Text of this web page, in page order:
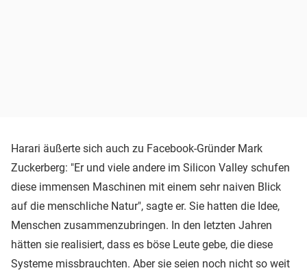
Harari äußerte sich auch zu Facebook-Gründer Mark
Zuckerberg: "Er und viele andere im Silicon Valley schufen
diese immensen Maschinen mit einem sehr naiven Blick
auf die menschliche Natur", sagte er. Sie hatten die Idee,
Menschen zusammenzubringen. In den letzten Jahren
hätten sie realisiert, dass es böse Leute gebe, die diese
Systeme missbrauchten. Aber sie seien noch nicht so weit